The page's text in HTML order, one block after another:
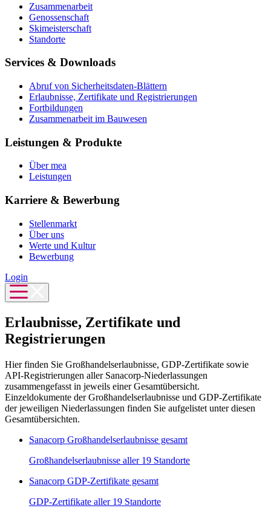
Zusammenarbeit
Genossenschaft
Skimeisterschaft
Standorte
Services & Downloads
Abruf von Sicherheitsdaten-Blättern
Erlaubnisse, Zertifikate und Registrierungen
Fortbildungen
Zusammenarbeit im Bauwesen
Leistungen & Produkte
Über mea
Leistungen
Karriere & Bewerbung
Stellenmarkt
Über uns
Werte und Kultur
Bewerbung
Login
Erlaubnisse, Zertifikate und
Registrierungen
Hier finden Sie Großhandelserlaubnisse, GDP-Zertifikate sowie
API-Registrierungen aller Sanacorp-Niederlassungen
zusammengefasst in jeweils einer Gesamtübersicht.
Einzeldokumente der Großhandelserlaubnisse und GDP-Zertifikate
der jeweiligen Niederlassungen finden Sie aufgelistet unter diesen
Gesamtübersichten.
Sanacorp Großhandelserlaubnisse gesamt
Großhandelserlaubnisse aller 19 Standorte
Sanacorp GDP-Zertifikate gesamt
GDP-Zertifikate aller 19 Standorte